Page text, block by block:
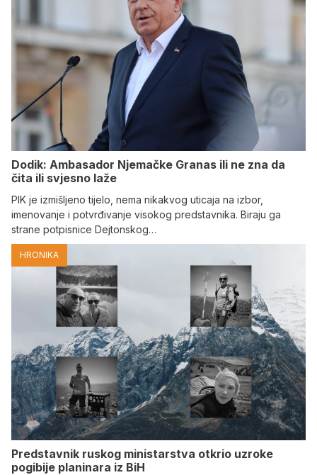
Dodik: Ambasador Njemačke Granas ili ne zna da
čita ili svjesno laže
PIK je izmišljeno tijelo, nema nikakvog uticaja na izbor,
imenovanje i potvrđivanje visokog predstavnika. Biraju ga
strane potpisnice Dejtonskog…
HRONIKA
Predstavnik ruskog ministarstva otkrio uzroke
pogibije planinara iz BiH